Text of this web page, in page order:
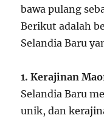
bawa pulang
Berikut adalah
Selandia Baru
1. Kerajinan
Selandia Baru
unik, dan